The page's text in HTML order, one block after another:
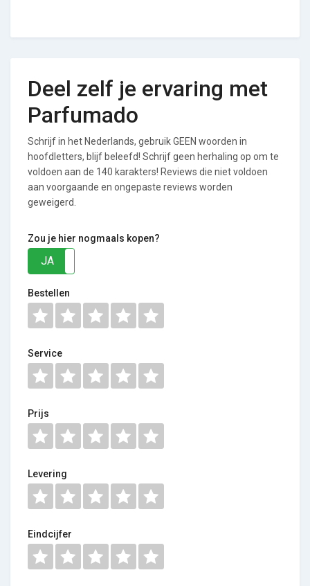
Deel zelf je ervaring met
Parfumado
Schrijf in het Nederlands, gebruik GEEN woorden in
hoofdletters, blijf beleefd! Schrijf geen herhaling op om te
voldoen aan de 140 karakters! Reviews die niet voldoen
aan voorgaande en ongepaste reviews worden
geweigerd.
Zou je hier nogmaals kopen?
JA
Bestellen
Service
Prijs
Levering
Eindcijfer